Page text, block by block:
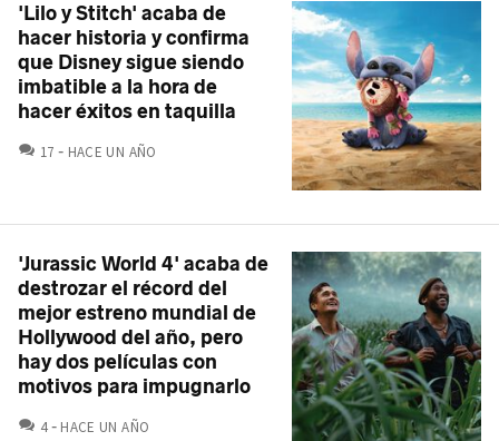
'Lilo y Stitch' acaba de
hacer historia y confirma
que Disney sigue siendo
imbatible a la hora de
hacer éxitos en taquilla
17 COMENTARIOS
HACE UN AÑO
'Jurassic World 4' acaba de
destrozar el récord del
mejor estreno mundial de
Hollywood del año, pero
hay dos películas con
motivos para impugnarlo
4 COMENTARIOS
HACE UN AÑO